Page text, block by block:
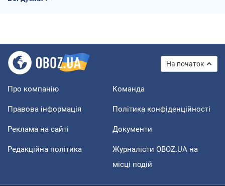
На початок
Про компанію Команда
Правова інформація Політика конфіденційності
Реклама на сайті Документи
Редакційна політика
Журналісти OBOZ.UA на
місці подій